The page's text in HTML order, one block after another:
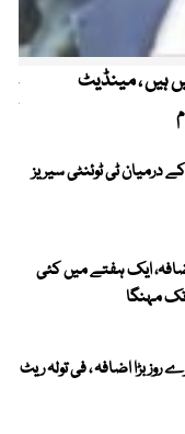
ہیں ، مینڈیٹ
کے درمیان ٹی ٹوئنٹی سیریز
ایک ہفتے میں کئی
بڑا اضافہ ، فی تولہ ریٹ